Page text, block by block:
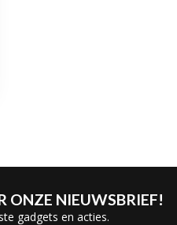
ONZE NIEUWSBRIEF!
gadgets en acties.